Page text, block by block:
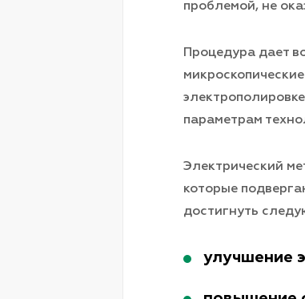
проблемой, не
Процедура дает
параметрам
Электрический
которые
достигнуть
улучшение